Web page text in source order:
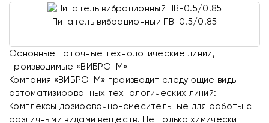
Питатель вибрационный ПВ-0.5/0.85
Основные поточные технологические линии,
производимые «ВИБРО-М»
Компания «ВИБРО-М» производит следующие виды
автоматизированных технологических линий:
Комплексы дозировочно-смесительные для работы с
различными видами веществ. Не только химически